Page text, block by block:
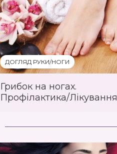
ДОГЛЯД РУКИ/НОГИ
Грибок на ногах.
Профілактика/Лікування